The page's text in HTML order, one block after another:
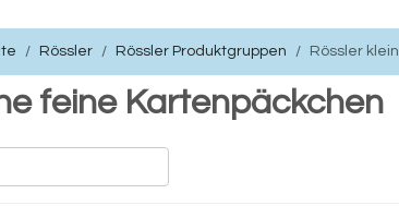
Rössler Rössler Produktgruppen Rössler
feine Kartenpäckchen